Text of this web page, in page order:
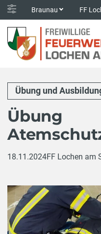
Braunau FF
Übung und
Übung
18.11.2024FF Lochen am